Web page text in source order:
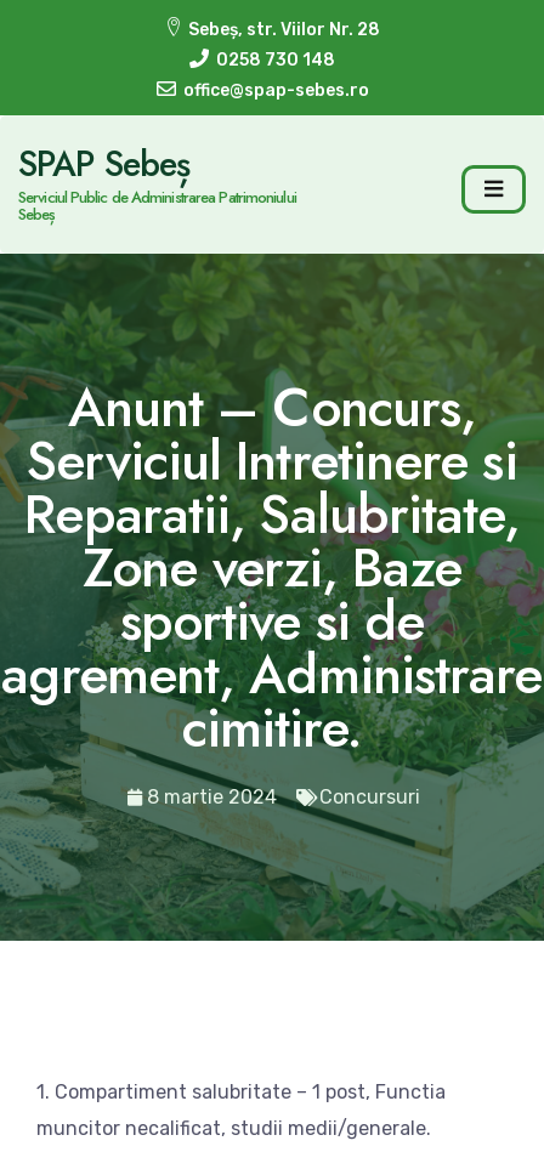
Sebeș, str. Viilor Nr. 28
0258 730 148
office@spap-sebes.ro
SPAP Sebeș
Serviciul Public de Administrarea Patrimoniului
Sebeș
Anunt – Concurs,
Serviciul Intretinere si
Reparatii, Salubritate,
Zone verzi, Baze
sportive si de
agrement, Administrare
cimitire.
8 martie 2024 Concursuri
1. Compartiment salubritate – 1 post, Functia
muncitor necalificat, studii medii/generale.